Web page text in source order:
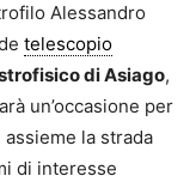
Alessandro
telescopio
di Asiago,
un’occasione per
la strada
di interesse